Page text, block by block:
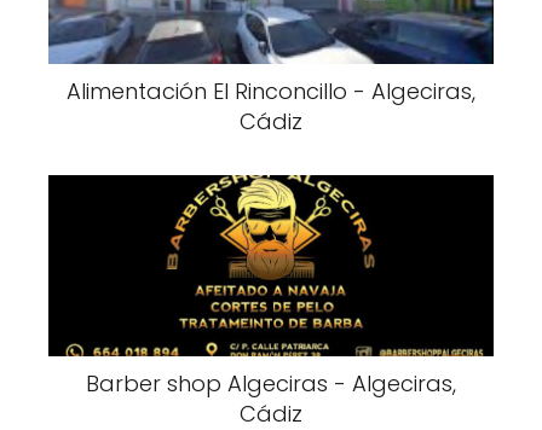
Alimentación El Rinconcillo - Algeciras,
Cádiz
Barber shop Algeciras - Algeciras,
Cádiz